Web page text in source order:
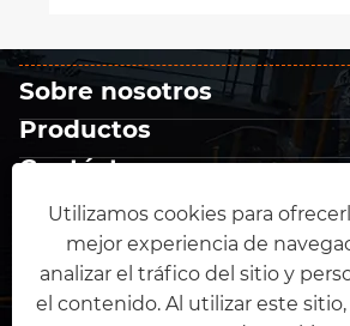
Sobre nosotros
Productos
Contáctenos
SÍGANOS
Copyright © 2026 Ningbo Gentant Fluid
Utilizamos cookies para
mejor experiencia de
analizar el tráfico del sitio y
el contenido. Al utilizar este